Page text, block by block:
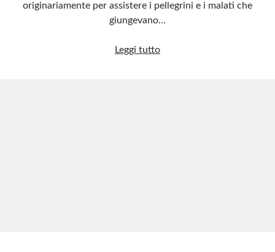
originariamente per assistere i pellegrini e i malati che
giungevano…
Leggi tuttoUn